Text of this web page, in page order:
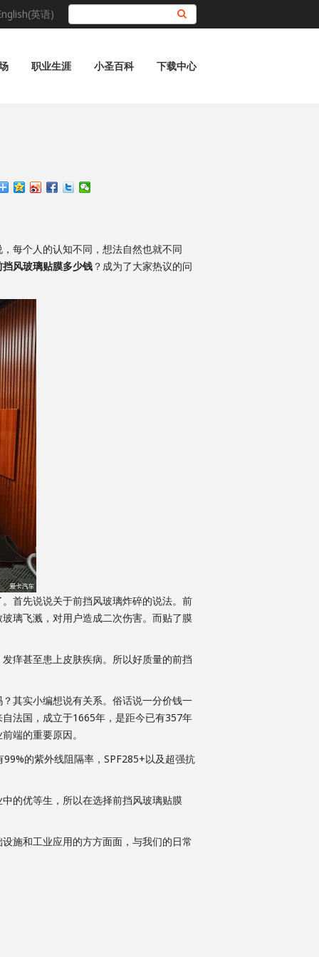
英语)
职业生涯 小圣百科 下载中心
每个人的认知不同，想法自然也就不同
挡风玻璃贴膜多少钱 ？成为了大家热议的问
首先说说关于前挡风玻璃炸碎的说法。前
璃飞溅，对用户造成二次伤害。而贴了膜
痒甚至患上皮肤疾病。所以好质量的前挡
其实小编想说有关系。俗话说一分价钱一
法国，成立于1665年，是距今已有357年
端的重要原因。
的紫外线阻隔率，SPF285+以及超强抗
的优等生，所以在选择前挡风玻璃贴膜
施和工业应用的方方面面，与我们的日常